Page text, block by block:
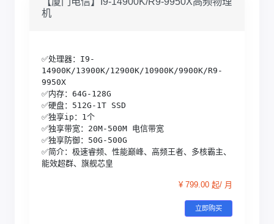
机
✅处理器：I9-
14900K/13900K/12900K/10900K/9900K/R9-
9950X
✅内存：64G-128G
✅硬盘：512G-1T SSD
✅独享ip：1个
✅独享带宽：20M-500M 电信带宽
✅独享防御：50G-500G
✅简介：极速睿频、性能巅峰、高频王者、多核霸主、
能效超群、旗舰芯皇
¥ 799.00 起/ 月
立即购买